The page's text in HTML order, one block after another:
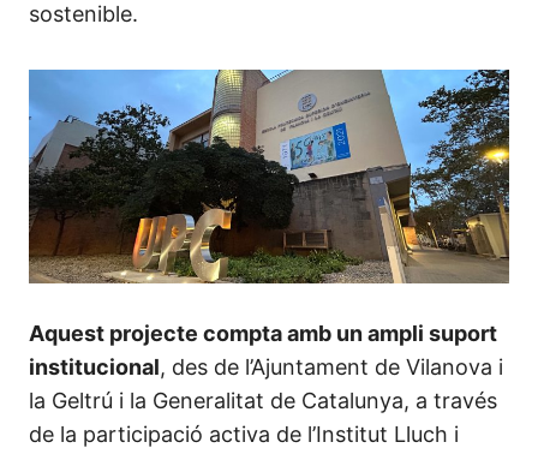
sostenible.
Aquest projecte compta amb un ampli suport
institucional, des de l’Ajuntament de Vilanova i
la Geltrú i la Generalitat de Catalunya, a través
de la participació activa de l’Institut Lluch i